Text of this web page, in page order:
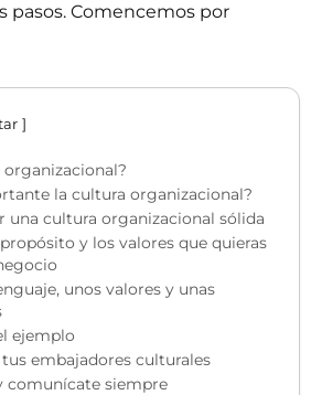
pasos. Comencemos por
organizacional?
la cultura organizacional?
una cultura organizacional sólida
propósito y los valores que quieras
unos valores y unas
ejemplo
embajadores culturales
comunícate siempre